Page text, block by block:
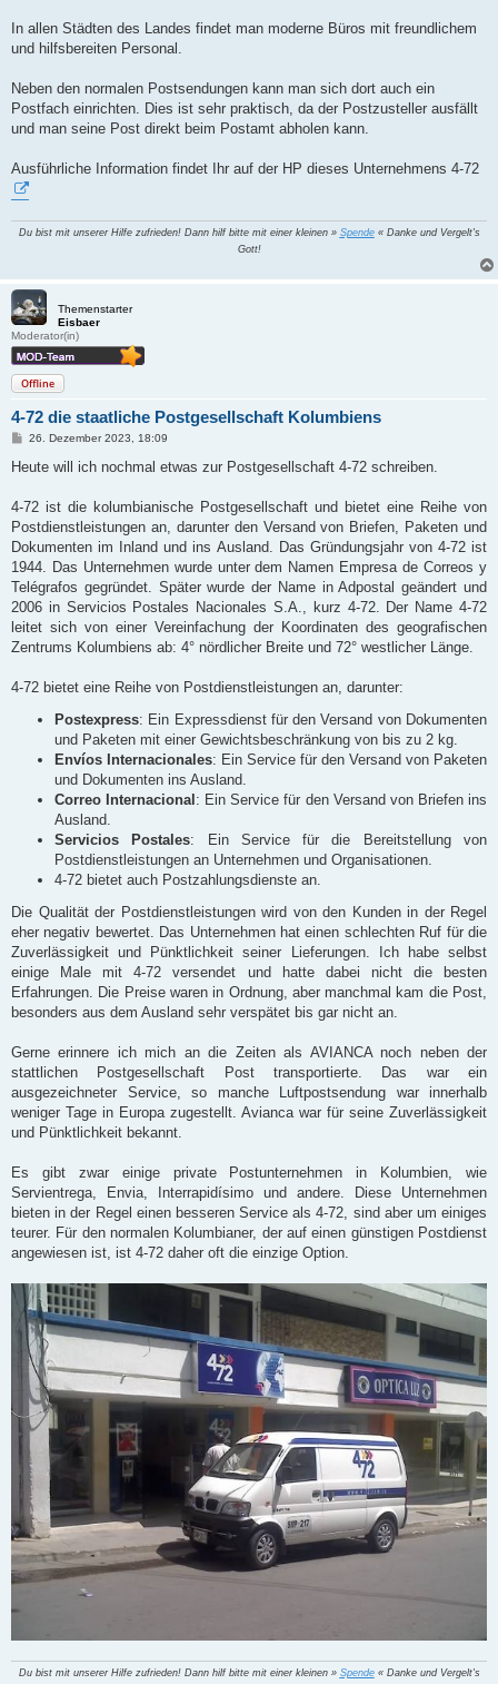
In allen Städten des Landes findet man moderne Büros mit freundlichem
und hilfsbereiten Personal.
Neben den normalen Postsendungen kann man sich dort auch ein
Postfach einrichten. Dies ist sehr praktisch, da der Postzusteller ausfällt
und man seine Post direkt beim Postamt abholen kann.
Ausführliche Information findet Ihr auf der HP dieses Unternehmens 4-72
Du bist mit unserer Hilfe zufrieden! Dann hilf bitte mit einer kleinen » Spende« Danke und Vergelt's
Gott!
Themenstarter
Eisbaer
Moderator(in)
Offline
4-72 die staatliche Postgesellschaft Kolumbiens
B
i
a
26. Dezember 2023, 18:09
Heute will ich nochmal etwas zur Postgesellschaft 4-72 schreiben.
4-72 ist die kolumbianische Postgesellschaft und bietet eine Reihe von
Postdienstleistungen an, darunter den Versand von Briefen, Paketen und
Dokumenten im Inland und ins Ausland. Das Gründungsjahr von 4-72 ist
1944. Das Unternehmen wurde unter dem Namen Empresa de Correos y
Telégrafos gegründet. Später wurde der Name in Adpostal geändert und
2006 in Servicios Postales Nacionales S.A., kurz 4-72. Der Name 4-72
leitet sich von einer Vereinfachung der Koordinaten des geografischen
Zentrums Kolumbiens ab: 4° nördlicher Breite und 72° westlicher Länge.
4-72 bietet eine Reihe von Postdienstleistungen an, darunter:
Postexpress: Ein Expressdienst für den Versand von Dokumenten
und Paketen mit einer Gewichtsbeschränkung von bis zu 2 kg.
Envíos Internacionales: Ein Service für den Versand von Paketen
und Dokumenten ins Ausland.
Correo Internacional: Ein Service für den Versand von Briefen ins
Ausland.
Servicios Postales: Ein Service für die Bereitstellung von
Postdienstleistungen an Unternehmen und Organisationen.
4-72 bietet auch Postzahlungsdienste an.
Die Qualität der Postdienstleistungen wird von den Kunden in der Regel
eher negativ bewertet. Das Unternehmen hat einen schlechten Ruf für die
Zuverlässigkeit und Pünktlichkeit seiner Lieferungen. Ich habe selbst
einige Male mit 4-72 versendet und hatte dabei nicht die besten
Erfahrungen. Die Preise waren in Ordnung, aber manchmal kam die Post,
besonders aus dem Ausland sehr verspätet bis gar nicht an.
Gerne erinnere ich mich an die Zeiten als AVIANCA noch neben der
stattlichen Postgesellschaft Post transportierte. Das war ein
ausgezeichneter Service, so manche Luftpostsendung war innerhalb
weniger Tage in Europa zugestellt. Avianca war für seine Zuverlässigkeit
und Pünktlichkeit bekannt.
Es gibt zwar einige private Postunternehmen in Kolumbien, wie
Servientrega, Envia, Interrapidísimo und andere. Diese Unternehmen
bieten in der Regel einen besseren Service als 4-72, sind aber um einiges
teurer. Für den normalen Kolumbianer, der auf einen günstigen Postdienst
angewiesen ist, ist 4-72 daher oft die einzige Option.
Du bist mit unserer Hilfe zufrieden! Dann hilf bitte mit einer kleinen » Spende« Danke und Vergelt's